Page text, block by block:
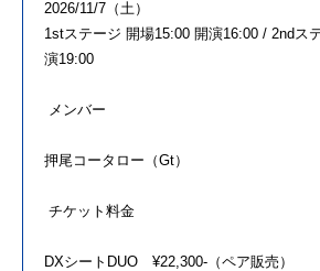
2026/11/7（土）
1stステージ 開場15:00 開演16:00 / 2ndス
演19:00
メンバー
押尾コータロー（Gt）
チケット料金
DXシートDUO ¥22,300-（ペア販売）